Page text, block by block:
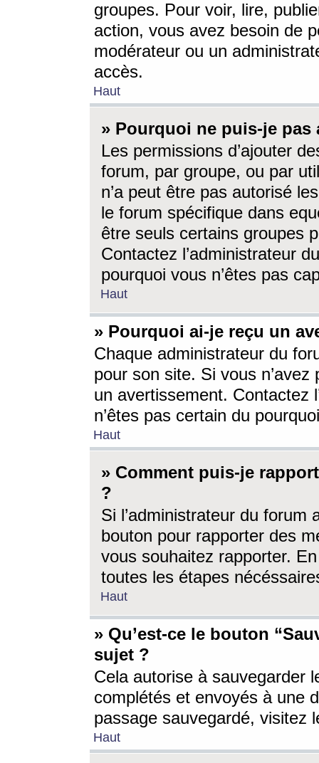
groupes. Pour voir, lire,
action, vous avez besoin de
modérateur ou un
accès.
Haut
» Pourquoi ne puis-je
Les permissions d’ajouter
forum, par groupe, ou par
n’a peut être pas autorisé
le forum spécifique dans
être seuls certains groupes
Contactez l’administrateur
pourquoi vous n’êtes pas
Haut
» Pourquoi ai-je reçu un
Chaque administrateur du
pour son site. Si vous
un avertissement. Contactez
n’êtes pas certain du
Haut
» Comment puis-je
?
Si l’administrateur du forum
bouton pour rapporter des
vous souhaitez rapporter.
toutes les étapes
Haut
» Qu’est-ce le bouton
sujet ?
Cela autorise à sauvegarder
complétés et envoyés à une
passage sauvegardé, visitez
Haut